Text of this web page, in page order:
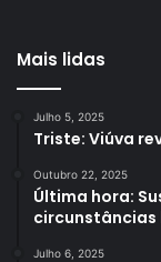
Mais lidas
Julho 5, 2025
Triste: Viúva
Outubro 22, 2025
Última hora:
circunstâncias
Julho 6, 2025